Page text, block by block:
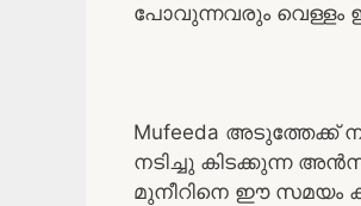
പോവുന്നവരും വെള്ളം
Mufeeda
നടിച്ചു കിടക്കുന്ന
മുനീറിനെ ഈ സമയം